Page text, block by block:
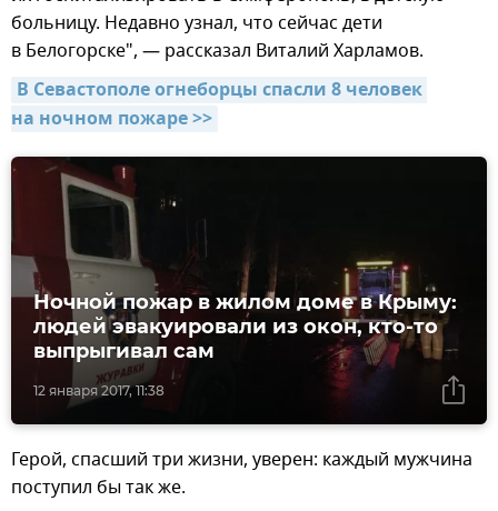
больницу. Недавно узнал, что сейчас дети
в Белогорске", — рассказал Виталий Харламов.
В Севастополе огнеборцы спасли 8 человек
на ночном пожаре >>
12 января 2017, 11:38
Ночной пожар в жилом доме в Крыму:
людей эвакуировали из окон, кто-то
выпрыгивал сам
Герой, спасший три жизни, уверен: каждый мужчина
поступил бы так же.